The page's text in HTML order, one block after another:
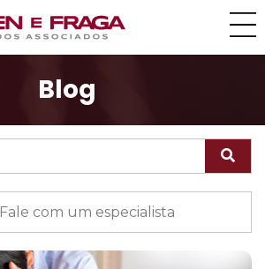
Blog
Fale com um especialista